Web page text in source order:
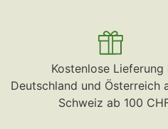
Kostenlose Lieferung
Deutschland und Österreich
Schweiz ab 100